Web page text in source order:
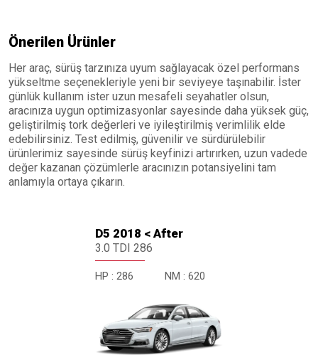
Önerilen Ürünler
Her araç, sürüş tarzınıza uyum sağlayacak özel performans
yükseltme seçenekleriyle yeni bir seviyeye taşınabilir. İster
günlük kullanım ister uzun mesafeli seyahatler olsun,
aracınıza uygun optimizasyonlar sayesinde daha yüksek güç,
geliştirilmiş tork değerleri ve iyileştirilmiş verimlilik elde
edebilirsiniz. Test edilmiş, güvenilir ve sürdürülebilir
ürünlerimiz sayesinde sürüş keyfinizi artırırken, uzun vadede
değer kazanan çözümlerle aracınızın potansiyelini tam
anlamıyla ortaya çıkarın.
D5 2018 < After
3.0 TDI 286
HP : 286 NM : 620